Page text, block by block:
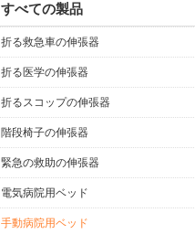
すべての製品
折る救急車の伸張器
折る医学の伸張器
折るスコップの伸張器
階段椅子の伸張器
緊急の救助の伸張器
電気病院用ベッド
手動病院用ベッド